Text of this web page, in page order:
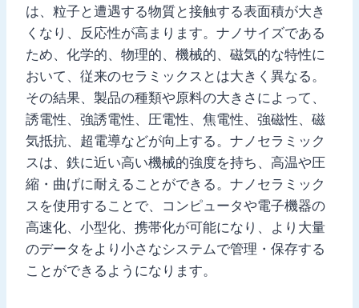
は、粒子と遭遇する物質と接触する表面積が大き
くなり、反応性が高まります。ナノサイズである
ため、化学的、物理的、機械的、磁気的な特性に
おいて、従来のセラミックスとは大きく異なる。
その結果、製品の種類や原料の大きさによって、
誘電性、強誘電性、圧電性、焦電性、強磁性、磁
気抵抗、超電導などが向上する。ナノセラミック
スは、鉄に近い高い機械的強度を持ち、高温や圧
縮・曲げに耐えることができる。ナノセラミック
スを使用することで、コンピュータや電子機器の
高速化、小型化、携帯化が可能になり、より大量
のデータをより小さなシステムで管理・保存する
ことができるようになります。